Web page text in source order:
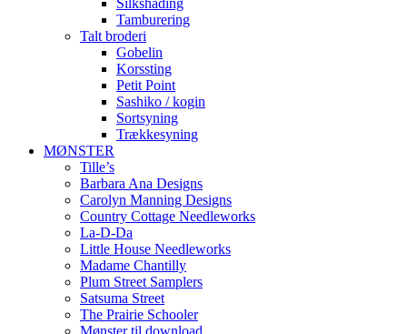
Tamburering
Talt broderi
Gobelin
Korssting
Petit Point
Sashiko / kogin
Sortsyning
Trækkesyning
MØNSTER
Tille’s
Barbara Ana Designs
Carolyn Manning Designs
Country Cottage Needleworks
La-D-Da
Little House Needleworks
Madame Chantilly
Plum Street Samplers
Satsuma Street
The Prairie Schooler
Mønster til download